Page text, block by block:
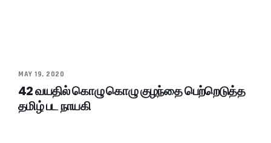
MAY 19, 2020
42 வயதில் கொழு கொழு குழந்தை பெற்றெடுத்த
தமிழ் பட நாயகி